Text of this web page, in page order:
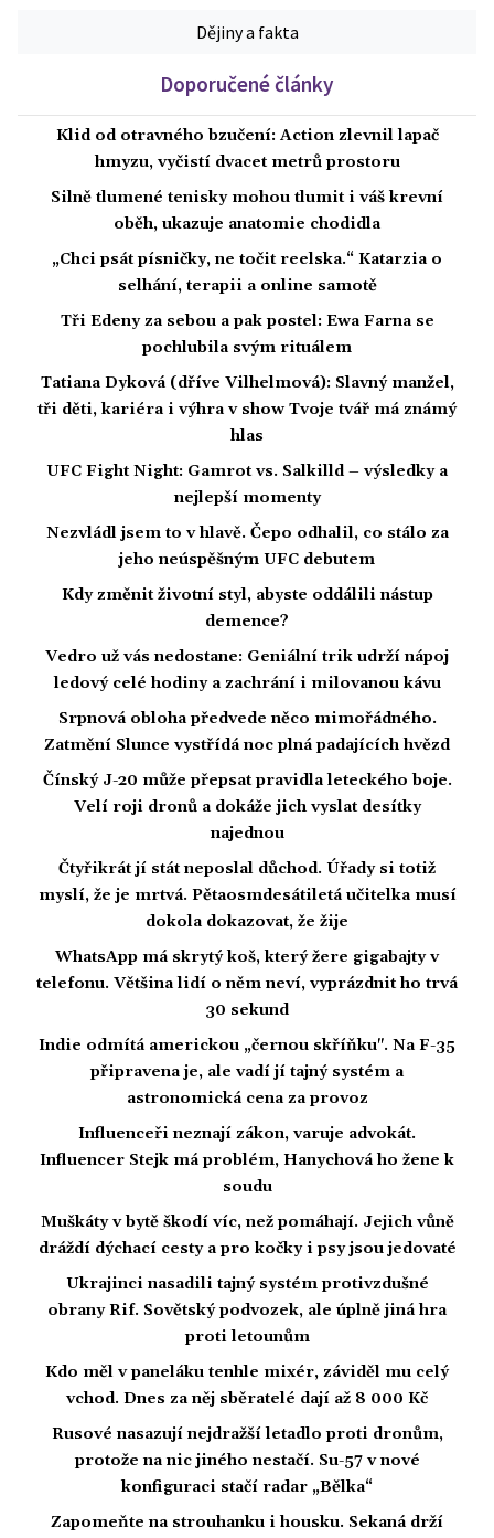
Dějiny a fakta
Doporučené články
Klid od otravného bzučení: Action zlevnil lapač
hmyzu, vyčistí dvacet metrů prostoru
Silně tlumené tenisky mohou tlumit i váš krevní
oběh, ukazuje anatomie chodidla
„Chci psát písničky, ne točit reelska.“ Katarzia o
selhání, terapii a online samotě
Tři Edeny za sebou a pak postel: Ewa Farna se
pochlubila svým rituálem
Tatiana Dyková (dříve Vilhelmová): Slavný manžel,
tři děti, kariéra i výhra v show Tvoje tvář má známý
hlas
UFC Fight Night: Gamrot vs. Salkilld – výsledky a
nejlepší momenty
Nezvládl jsem to v hlavě. Čepo odhalil, co stálo za
jeho neúspěšným UFC debutem
Kdy změnit životní styl, abyste oddálili nástup
demence?
Vedro už vás nedostane: Geniální trik udrží nápoj
ledový celé hodiny a zachrání i milovanou kávu
Srpnová obloha předvede něco mimořádného.
Zatmění Slunce vystřídá noc plná padajících hvězd
Čínský J-20 může přepsat pravidla leteckého boje.
Velí roji dronů a dokáže jich vyslat desítky
najednou
Čtyřikrát jí stát neposlal důchod. Úřady si totiž
myslí, že je mrtvá. Pětaosmdesátiletá učitelka musí
dokola dokazovat, že žije
WhatsApp má skrytý koš, který žere gigabajty v
telefonu. Většina lidí o něm neví, vyprázdnit ho trvá
30 sekund
Indie odmítá americkou „černou skříňku". Na F-35
připravena je, ale vadí jí tajný systém a
astronomická cena za provoz
Influenceři neznají zákon, varuje advokát.
Influencer Stejk má problém, Hanychová ho žene k
soudu
Muškáty v bytě škodí víc, než pomáhají. Jejich vůně
dráždí dýchací cesty a pro kočky i psy jsou jedovaté
Ukrajinci nasadili tajný systém protivzdušné
obrany Rif. Sovětský podvozek, ale úplně jiná hra
proti letounům
Kdo měl v paneláku tenhle mixér, záviděl mu celý
vchod. Dnes za něj sběratelé dají až 8 000 Kč
Rusové nasazují nejdražší letadlo proti dronům,
protože na nic jiného nestačí. Su-57 v nové
konfiguraci stačí radar „Bělka“
Zapomeňte na strouhanku i housku. Sekaná drží